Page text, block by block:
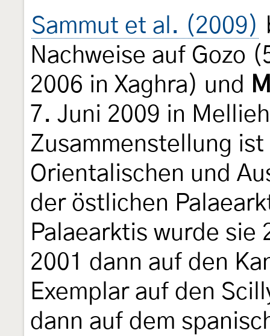
Sammut et al. (2009)
Nachweise auf Gozo
2006 in Xaghra) und
7. Juni 2009 in
Zusammenstellung
Orientalischen und
der östlichen
Palaearktis wurde sie
2001 dann auf den
Exemplar auf den
dann auf dem